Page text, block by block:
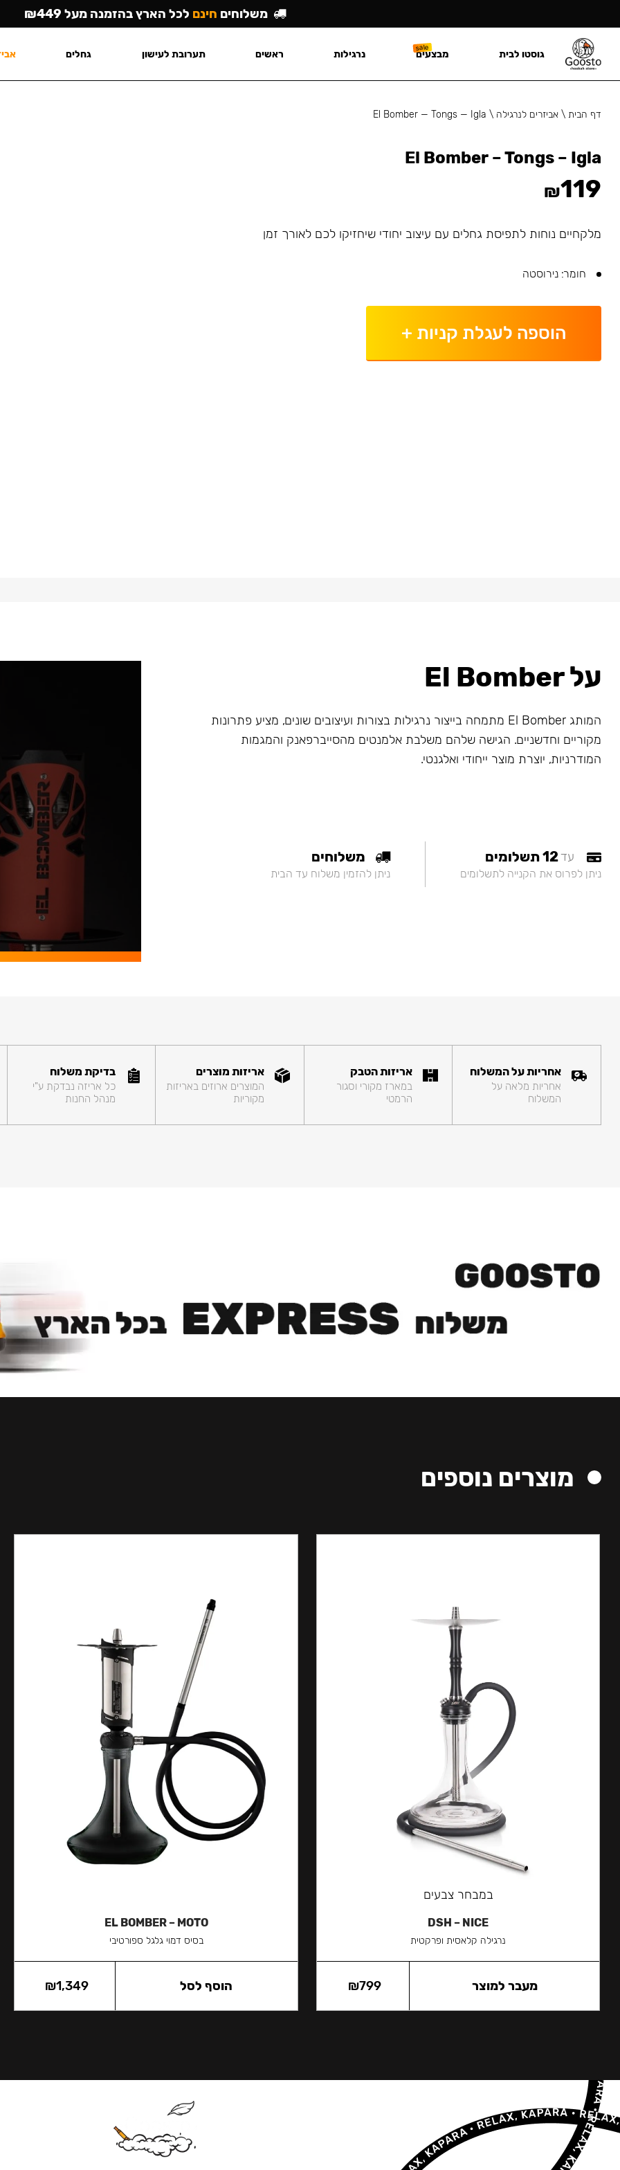
דף הבית\ אביזרים לנרגילה \
El Bomber — Tongs — Igla
El Bomber – Tongs – Igla
₪119
מלקחיים נוחות לתפיסת גחלים עם עיצוב יחודי שיחזיקו לכם לאורך זמן
חומר: נירוסטה
הוספה לעגלת קניות +
על El Bomber
המותג El Bomber מתמחה בייצור נרגילות בצורות ועיצובים שונים, מציע פתרונות
מקוריים וחדשניים. הגישה שלהם משלבת אלמנטים מהסייברפאנק והמגמות
המודרניות, יוצרת מוצר ייחודי ואלגנטי.
עד12 תשלומים
ניתן לפרוס את הקנייה לתשלומים
משלוחים
ניתן להזמין משלוח עד הבית
אחריות על המשלוח
אחריות מלאה על
המשלוח
אריזות הטבק
במארז מקורי וסגור
הרמטי
אריזות מוצרים
המוצרים ארוזים באריזות
מקוריות
בדיקת משלוח
כל אריזה נבדקת ע"י
מנהל החנות
מוצרים נוספים
במבחר צבעים
DSH – NICE
נרגילה קלאסית ופרקטית
₪799 מעבר למוצר
EL BOMBER – MOTO
בסיס דמוי גלגל ספורטיבי
₪1,349 הוסף לסל
משלוחים חינם לכל הארץ בהזמנה מעל ₪449
גוסטו לבית מבצעים נרגילות ראשים תערובת לעישון גחלים